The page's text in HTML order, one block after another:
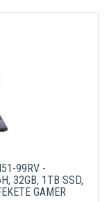
99RV -
32GB, 1TB SSD,
GAMER